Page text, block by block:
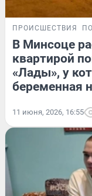
ПРОИСШЕСТВИЯ
В Минсоце
квартирой
«Лады», у
беременная
11 июня, 2026, 16:55